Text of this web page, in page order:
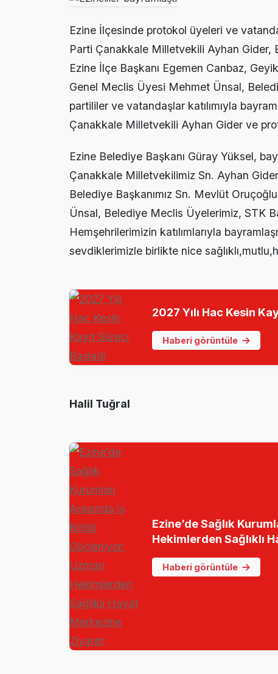
15:14 | Ezine’de
Ezine MEM
10:45 | Ezine’de
Ezine İlçesinde protokol üyeleri ve
Parti Çanakkale Milletvekili Ayhan Gider,
Ezine İlçe Başkanı Egemen Canbaz,
Genel Meclis Üyesi Mehmet Ünsal,
partililer ve vatandaşlar katılımıyla
Çanakkale Milletvekili Ayhan Gider ve
Ezine Belediye Başkanı Güray Yüksel,
Çanakkale Milletvekilimiz Sn. Ayhan
Belediye Başkanımız Sn. Mevlüt
Ünsal, Belediye Meclis Üyelerimiz, STK
Hemşehrilerimizin katılımlarıyla
sevdiklerimizle birlikte nice
2027 Yılı Hac Kesin
Haberi görüntüle
Halil Tuğral
Ezine’de Sağlık
Hekimlerden Sağlıklı
Haberi görüntüle